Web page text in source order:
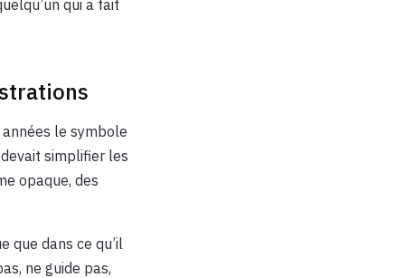
qui a fait
le symbole
simplifier les
opaque, des
que dans ce qu’il
ne guide pas,